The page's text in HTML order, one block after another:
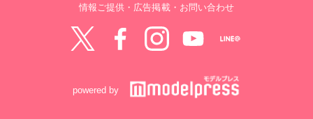
情報ご提供・広告掲載・お問い合わせ
powered by